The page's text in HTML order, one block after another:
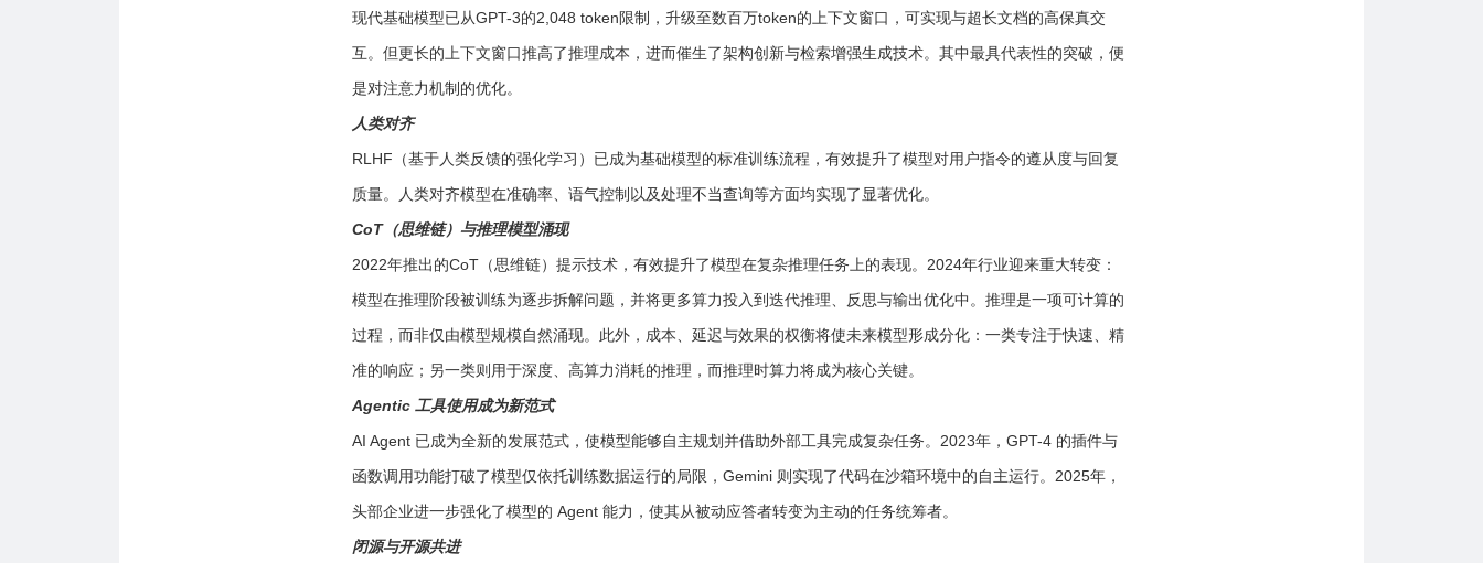
现代基础模型已从GPT-3的2,048 token限制，升级至数百万token的上下文窗口，可实现与超长文档的高保真交
互。但更长的上下文窗口推高了推理成本，进而催生了架构创新与检索增强生成技术。其中最具代表性的突破，便
是对注意力机制的优化。
人类对齐
RLHF（基于人类反馈的强化学习）已成为基础模型的标准训练流程，有效提升了模型对用户指令的遵从度与回复
质量。人类对齐模型在准确率、语气控制以及处理不当查询等方面均实现了显著优化。
CoT（思维链）与推理模型涌现
2022年推出的CoT（思维链）提示技术，有效提升了模型在复杂推理任务上的表现。2024年行业迎来重大转变：
模型在推理阶段被训练为逐步拆解问题，并将更多算力投入到迭代推理、反思与输出优化中。推理是一项可计算的
过程，而非仅由模型规模自然涌现。此外，成本、延迟与效果的权衡将使未来模型形成分化：一类专注于快速、精
准的响应；另一类则用于深度、高算力消耗的推理，而推理时算力将成为核心关键。
Agentic 工具使用成为新范式
AI Agent 已成为全新的发展范式，使模型能够自主规划并借助外部工具完成复杂任务。2023年，GPT-4 的插件与
函数调用功能打破了模型仅依托训练数据运行的局限，Gemini 则实现了代码在沙箱环境中的自主运行。2025年，
头部企业进一步强化了模型的 Agent 能力，使其从被动应答者转变为主动的任务统筹者。
闭源与开源共进